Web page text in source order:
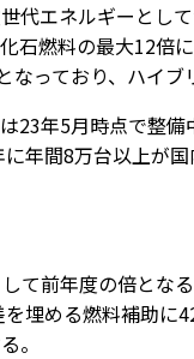
代エネルギーとし
石燃料の最大12倍
っており、ハイブ
23年5月時点で整
年間8万台以上が
て前年度の倍とな
埋める燃料補助に
。